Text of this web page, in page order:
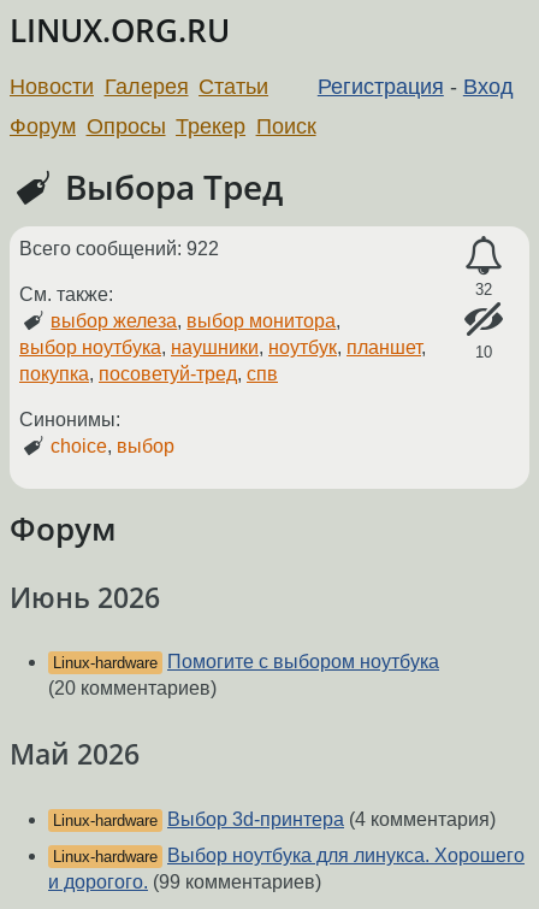
LINUX.ORG.RU
Регистрация - Вход
Новости Галерея Статьи
Форум Опросы Трекер Поиск
Выбора Тред
32
10
Всего сообщений: 922
См. также:
выбор железа, выбор монитора,
выбор ноутбука, наушники, ноутбук, планшет,
покупка, посоветуй-тред, спв
Синонимы:
choice, выбор
Форум
Июнь 2026
Linux-hardware
Помогите с выбором ноутбука
(20 комментариев)
Май 2026
Linux-hardware Выбор 3d-принтера (4 комментария)
Linux-hardware
Выбор ноутбука для линукса. Хорошего
и дорогого. (99 комментариев)